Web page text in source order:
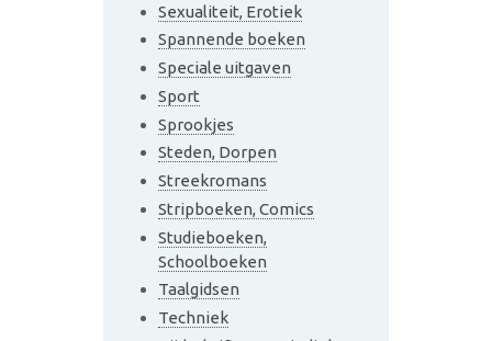
Sexualiteit, Erotiek
Spannende boeken
Speciale uitgaven
Sport
Sprookjes
Steden, Dorpen
Streekromans
Stripboeken, Comics
Studieboeken,
Schoolboeken
Taalgidsen
Techniek